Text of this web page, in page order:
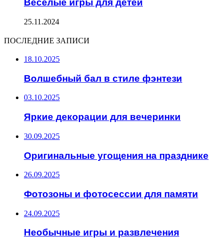
Веселые игры для детей
25.11.2024
ПОСЛЕДНИЕ ЗАПИСИ
18.10.2025
Волшебный бал в стиле фэнтези
03.10.2025
Яркие декорации для вечеринки
30.09.2025
Оригинальные угощения на празднике
26.09.2025
Фотозоны и фотосессии для памяти
24.09.2025
Необычные игры и развлечения